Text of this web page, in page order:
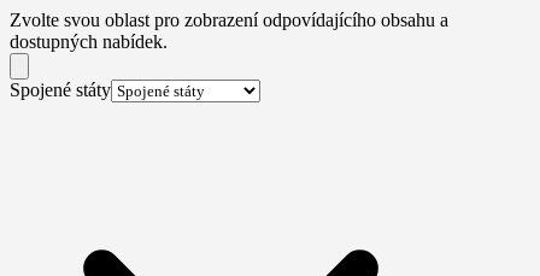
Zvolte svou oblast pro zobrazení odpovídajícího obsahu a
dostupných nabídek.
Spojené státy